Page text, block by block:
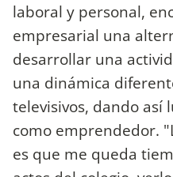
laboral y personal,
empresarial una
desarrollar una
una dinámica
televisivos, dando así
como emprendedor.
es que me queda